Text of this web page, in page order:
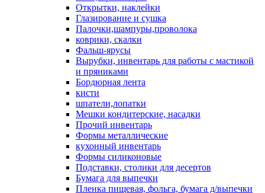
Открытки, наклейки
Глазирование и сушка
Палочки,шампуры,проволока
коврики, скалки
Фальш-ярусы
Вырубки, инвентарь для работы с мастикой
и пряниками
Бордюрная лента
кисти
шпатели,лопатки
Мешки кондитерские, насадки
Прочий инвентарь
Формы металлические
кухонный инвентарь
Формы силиконовые
Подставки, столики для десертов
Бумага для выпечки
Пленка пищевая, фольга, бумага д/выпечки